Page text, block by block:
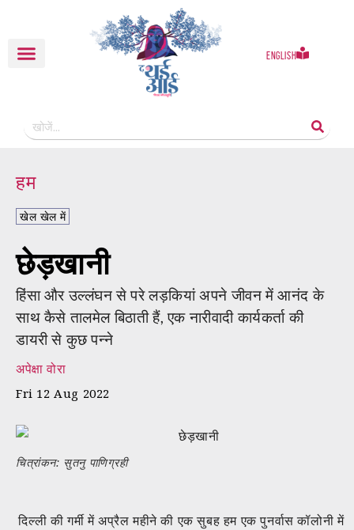
English
हम
खेल खेल में
छेड़खानी
हिंसा और उल्लंघन से परे लड़कियां अपने जीवन में आनंद के
साथ कैसे तालमेल बिठाती हैं, एक नारीवादी कार्यकर्ता की
डायरी से कुछ पन्ने
अपेक्षा वोरा
Fri 12 Aug 2022
चित्रांकन: सुतनु पाणिग्रही
दिल्ली की गर्मी में अप्रैल महीने की एक सुबह हम एक पुनर्वास कॉलोनी में